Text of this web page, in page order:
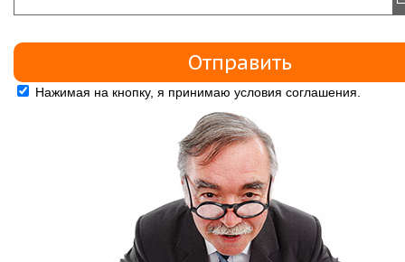
Нажимая на кнопку, я принимаю условия соглашения.